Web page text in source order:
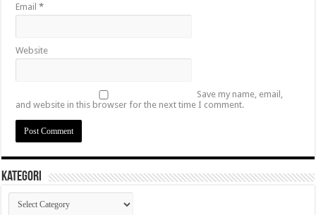
Email*
Website
Save my name, email,
and website in this browser for the next time I comment.
Kategori
Kategori